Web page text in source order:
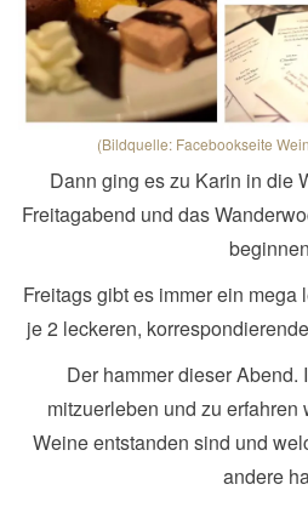
(Bildquelle: Facebookseite
Dann ging es zu Karin in die
Freitagabend und das
Freitags gibt es immer ein mega
je 2 leckeren,
Der hammer dieser Abend.
mitzuerleben und zu
Weine entstanden sind und
andere